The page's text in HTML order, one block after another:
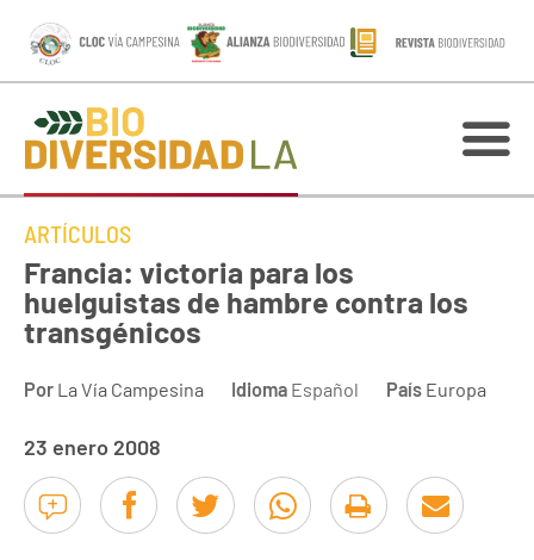
ARTÍCULOS
Francia: victoria para los
huelguistas de hambre contra los
transgénicos
Por La Vía Campesina Idioma Español País Europa
23 enero 2008